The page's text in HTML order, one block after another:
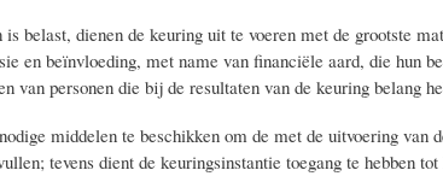
belast, dienen de keuring uit te voeren met de grootste
en beïnvloeding, met name van financiële aard, die hun
van personen die bij de resultaten van de keuring belang
middelen te beschikken om de met de uitvoering van
tevens dient de keuringsinstantie toegang te hebben